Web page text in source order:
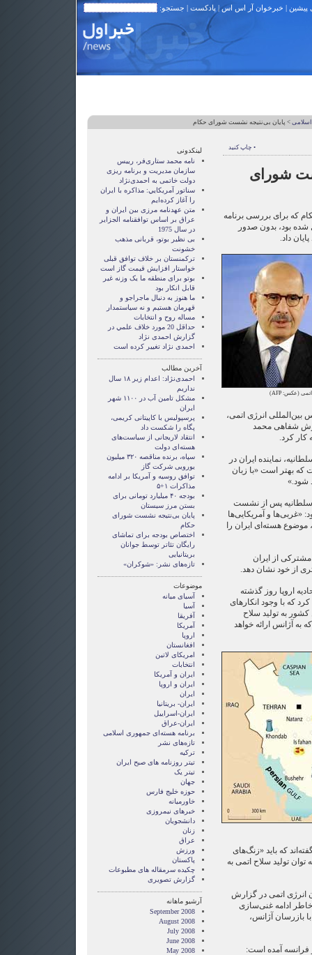
پیشین | خبرخوان آر اس اس| پادکست | جستجو:
> پایان بی‌نتیجه نشست شورای حکام
• چاپ کنید
شورای
که برای بررسی برنامه
بود، بدون صدور
داد.
اتمی (عکس:AFP
)
انرژی اتمی،
شفاهی محمد
کار کرد.
نماینده ایران در
که بهتر است «با زبان
شود.»
سلطانیه پس از نشست
«غربی‌ها و آمریکایی‌ها
موضوع هسته‌ای ایران را
مشترکی از ایران
از خود نشان دهد.
اروپا روز گذشته
کرد که با وجود انکارهای
کشور به تولید سلاح
آژانس ارائه خواهد
که باید «زنگ‌های
تولید سلاح اتمی به
انرژی اتمی در گزارش
ادامه غنی‌سازی
بازرسان آژانس،
و فرانسه آمده است:
لینکدونی
نامه محمد ستاری‌فر، رییس
سازمان مدیریت و برنامه ریزی
دولت خاتمی به احمدی‌نژاد
سناتور آمريکايي: مذاکره با ايران
را آغاز کرده‌ايم
متن عهدنامه مرزى بين ايران و
عراق بر اساس توافقنامه الجزاير
در سال 1975
بی نظیر بوتو، قربانی مذهب
خشونت
ترکمنستان بر خلاف توافق قبلی
خواستار افزایش قیمت گاز است
بوتو برای منطقه ما یک وزنه غیر
قابل انکار بود
ما هنوز به دنبال ماجراجو و
قهرمان هستيم و نه سياستمدار
مساله روح و انتخابات
حداقل 20 مورد خلاف علمي در
گزارش احمدی نژاد
احمدی نژاد تغییر کرده است
آخرین مطالب
احمدی‌نژاد: اعدام زیر ۱۸ سال
نداریم
مشکل تامین آب در ۱۱۰۰ شهر
ایران
پرسپولیس با کاپیتانی کریمی،
پگاه را شکست داد
انتقاد لاریجانی از سیاست‌های
هسته‌ای دولت
سپاه، برنده مناقصه ۳۲۰ میلیون
یورویی شرکت گاز
توافق روسیه و آمریکا بر ادامه
مذاکرات ۱+۵
بودجه ۴۰ میلیارد تومانی برای
بستن مرز سیستان
پایان بی‌نتیجه نشست شورای
حکام
اختصاص بودجه برای تماشای
رايگان تئاتر توسط جوانان
بریتانیایی
تازه‌های نشر: «شوکران»
موضوعات
آسيای ميانه
آسیا
آفریقا
آمریکا
اروپا
افغانستان
امریکای لاتین
انتخابات
ايران و آمريکا
ايران و اروپا
ایران
ایران- بریتانیا
ایران-اسراییل
ایران-عراق
برنامه هسته‌ای جمهوری اسلامی
تازه‌های نشر
ترکیه
تیتر روزنامه های صبح ایران
تیتر یک
جهان
حوزه خلیج فارس
خاورمیانه
خبرهای نیمروزی
دانشجویان
زنان
عراق
ورزش
پاکستان
چکیده سرمقاله های مطبوعات
گزارش تصويری
آرشیو ماهانه
September 2008
August 2008
July 2008
June 2008
May 2008